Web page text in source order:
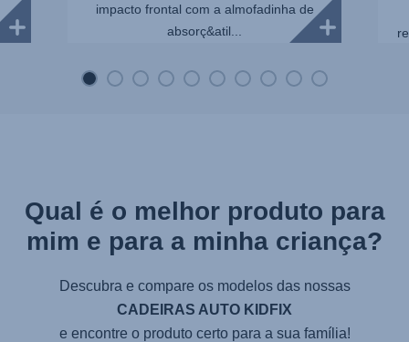
impacto frontal com a almofadinha de
absorç&atil...
Qual é o melhor produto para
mim e para a minha criança?
Descubra e compare os modelos das nossas
CADEIRAS AUTO KIDFIX
e encontre o produto certo para a sua família!